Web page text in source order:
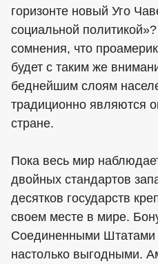
горизонте новый Уго
социальной
сомнения, что
будет с таким же
беднейшим слоям
традиционно являются
стране.
Пока весь мир
двойных стандартов
десятков государств
своем месте в мире.
Соединенными Штатами
настолько выгодными.